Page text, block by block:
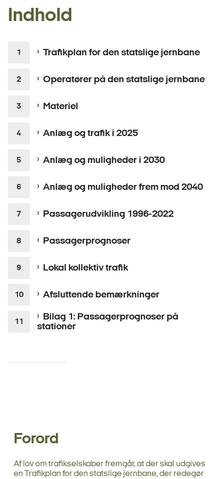
Indhold
Trafikplan for den statslige jernbane
Operatører på den statslige jernbane
Materiel
Anlæg og trafik i 2025
Anlæg og muligheder i 2030
Anlæg og muligheder frem mod 2040
Passagerudvikling 1996-2022
Passagerprognoser
Lokal kollektiv trafik
Afsluttende bemærkninger
Bilag 1: Passagerprognoser på
stationer
Forord
Af lov om trafikselskaber fremgår, at der skal udgives
en Trafikplan for den statslige jernbane, der redegør